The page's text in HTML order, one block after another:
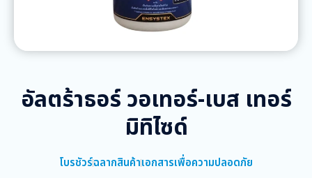
อัลตร้าธอร์ วอเทอร์-เบส เทอร์
มิทิไซด์
โบรชัวร์ฉลากสินค้าเอกสารเพื่อความปลอดภัย